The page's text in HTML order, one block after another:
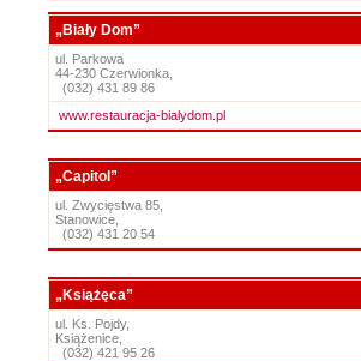
„Biały Dom”
ul. Parkowa
44-230 Czerwionka,
(032) 431 89 86
www.restauracja-bialydom.pl
„Capitol”
ul. Zwycięstwa 85,
Stanowice,
(032) 431 20 54
„Książęca”
ul. Ks. Pojdy,
Książenice,
(032) 421 95 26